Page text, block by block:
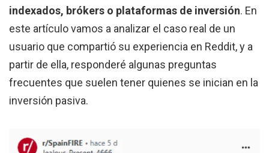
indexados, brókers o plataformas de inversión. En
este artículo vamos a analizar el caso real de un
usuario que compartió su experiencia en Reddit, y a
partir de ella, responderé algunas preguntas
frecuentes que suelen tener quienes se inician en la
inversión pasiva.